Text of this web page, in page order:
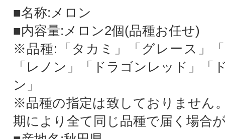
■名称:メロン
■内容量:メロン2個(品種お任せ)
※品種:「タカミ」「グレース」
「レノン」「ドラゴンレッド」「
ン」
※品種の指定は致しておりません
期により全て同じ品種で届く場合